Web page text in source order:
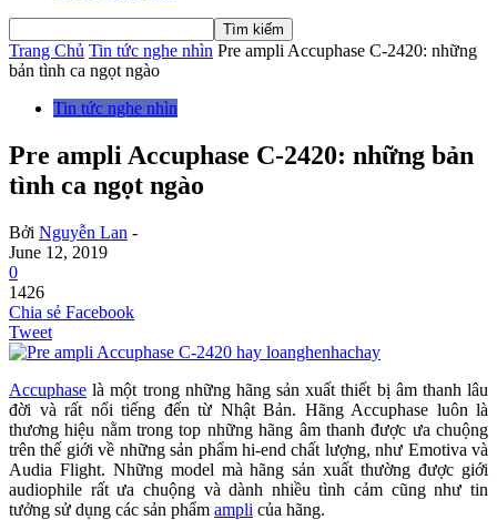
Trang Chủ Tin tức nghe nhìn Pre ampli Accuphase C-2420: những
bản tình ca ngọt ngào
Tin tức nghe nhìn
Pre ampli Accuphase C-2420: những bản
tình ca ngọt ngào
Bởi Nguyễn Lan -
June 12, 2019
0
1426
Chia sẻ Facebook
Tweet
Accuphase là một trong những hãng sản xuất thiết bị âm thanh lâu
đời và rất nổi tiếng đến từ Nhật Bản. Hãng Accuphase luôn là
thương hiệu nằm trong top những hãng âm thanh được ưa chuộng
trên thế giới về những sản phẩm hi-end chất lượng, như Emotiva và
Audia Flight. Những model mà hãng sản xuất thường được giới
audiophile rất ưa chuộng và dành nhiều tình cảm cũng như tin
tưởng sử dụng các sản phẩm ampli của hãng.